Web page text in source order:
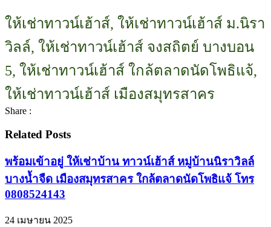
ให้เช่าทาวน์เฮ้าส์, ให้เช่าทาวน์เฮ้าส์ ม.นิรา
วิลล์, ให้เช่าทาวน์เฮ้าส์ จงสถิตย์ บางบอน
5, ให้เช่าทาวน์เฮ้าส์ ใกล้ตลาดนัดโพธิแจ้,
ให้เช่าทาวน์เฮ้าส์ เมืองสมุทรสาคร
Share :
Related Posts
พร้อมเข้าอยู่ ให้เช่าบ้าน ทาวน์เฮ้าส์ หมู่บ้านนิราวิลล์
บางน้ำจืด เมืองสมุทรสาคร ใกล้ตลาดนัดโพธิแจ้ โทร
0808524143
24 เมษายน 2025